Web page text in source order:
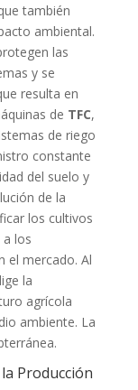
también
ambiental.
las
y se
resulta en
de TFC,
de riego
constante
del suelo y
de la
los cultivos
los
el mercado. Al
la
agrícola
ambiente. La
Producción